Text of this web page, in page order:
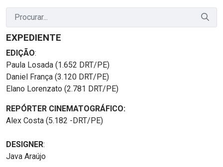
EXPEDIENTE
EDIÇÃO:
Paula Losada (1.652 DRT/PE)
Daniel França (3.120 DRT/PE)
Elano Lorenzato (2.781 DRT/PE)
REPÓRTER CINEMATOGRÁFICO:
Alex Costa (5.182 -DRT/PE)
DESIGNER:
Java Araújo